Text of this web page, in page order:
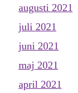
augusti 2021
juli 2021
juni 2021
maj 2021
april 2021